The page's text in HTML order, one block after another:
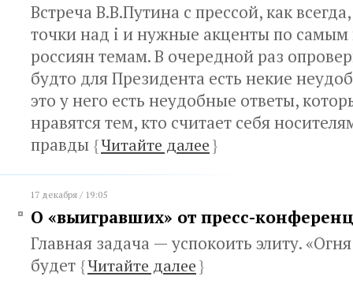
Встреча В.В.Путина с прессой, как
точки над i и нужные акценты по
россиян темам. В очередной раз
будто для Президента есть некие
это у него есть неудобные ответы,
нравятся тем, кто считает себя
правды {Читайте далее}
17 декабря / 19:05
О «выигравших» от пресс-
Главная задача — успокоить элиту.
будет {Читайте далее}